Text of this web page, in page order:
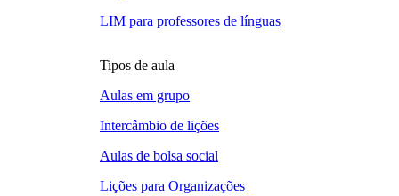
LIM para professores de línguas
Tipos de aula
Aulas em grupo
Intercâmbio de lições
Aulas de bolsa social
Lições para Organizações